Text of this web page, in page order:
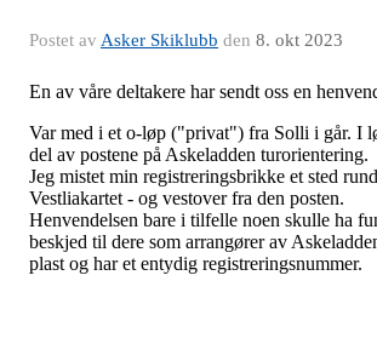
Postet av Asker Skiklubb den 8. okt 2023
En av våre deltakere har sendt oss en
Var med i et o-løp ("privat") fra Solli i går. I
del av postene på Askeladden turorientering.
Jeg mistet min registreringsbrikke et sted
Vestliakartet - og vestover fra den posten.
Henvendelsen bare i tilfelle noen skulle ha
beskjed til dere som arrangører av
plast og har et entydig registreringsnummer.